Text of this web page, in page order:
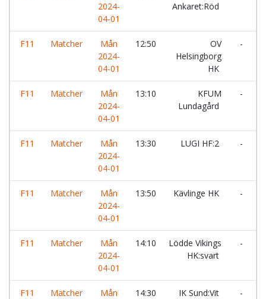
2024-
04-01
Ankaret:Röd
F11 Matcher
Mån
2024-
04-01
12:50
OV
Helsingborg
HK
-
F11 Matcher
Mån
2024-
04-01
13:10
KFUM
Lundagård
-
F11 Matcher
Mån
2024-
04-01
13:30 LUGI HF:2 -
F11 Matcher
Mån
2024-
04-01
13:50 Kävlinge HK -
F11 Matcher
Mån
2024-
04-01
14:10
Lödde Vikings
HK:svart
-
F11 Matcher
Mån
14:30 IK Sund:Vit -